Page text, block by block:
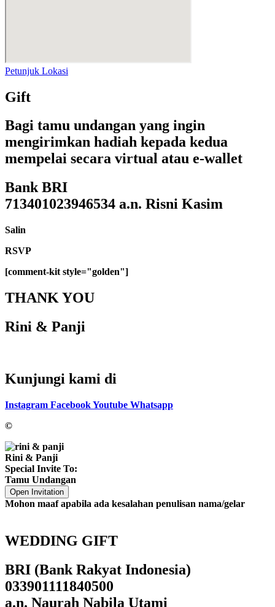
Petunjuk Lokasi
Gift
Bagi tamu undangan yang ingin
mengirimkan hadiah kepada kedua
mempelai secara virtual atau e-wallet
Bank BRI
713401023946534 a.n. Risni Kasim
Salin
RSVP
[comment-kit style="golden"]
THANK YOU
Rini & Panji
Kunjungi kami di
Instagram FacebookYoutube Whatsapp
©
Rini & Panji
Special Invite To:
Tamu Undangan
Open Invitation
Mohon maaf apabila ada kesalahan penulisan nama/gelar
WEDDING GIFT
BRI (Bank Rakyat Indonesia)
033901111840500
a.n. Naurah Nabila Utami